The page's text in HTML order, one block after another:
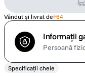
Vândut și livrat deF64
Informații
Persoană
Specificații cheie